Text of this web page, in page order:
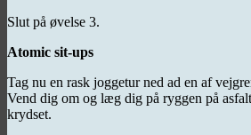
Slut på øvelse 3.
Atomic sit-ups
Tag nu en rask joggetur ned ad en af
Vend dig om og læg dig på ryggen på
krydset.